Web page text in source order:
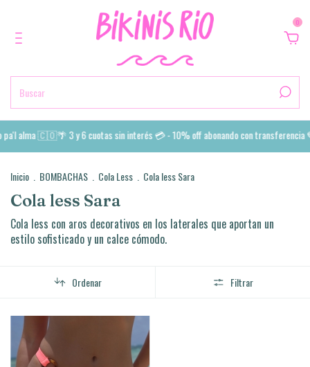
0
pa'l alma 🇨🇴🌴 3 y 6 cuotas sin interés 💳 - 10% off abonando con
Inicio BOMBACHAS Cola Less Cola less Sara
Cola less Sara
Cola less con aros decorativos en los laterales que aportan un
estilo sofisticado y un calce cómodo.
Ordenar Filtrar